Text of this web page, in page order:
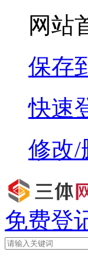
网站
保存
快速
修改/
免费登